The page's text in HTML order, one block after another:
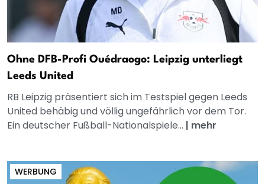
Ohne DFB-Profi Ouédraogo: Leipzig unterliegt
Leeds United
RB Leipzig präsentiert sich im Testspiel gegen Leeds
United behäbig und völlig ungefährlich vor dem Tor.
Ein deutscher Fußball-Nationalspiele... | mehr
WERBUNG